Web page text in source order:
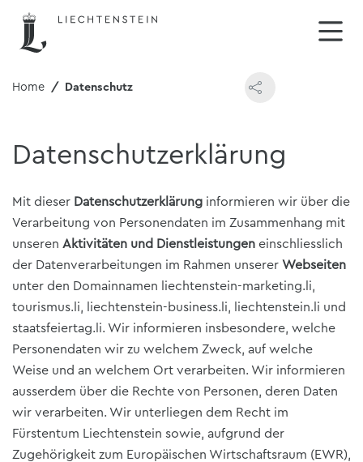
Home Datenschutz
Datenschutzerklärung
Mit dieser Datenschutzerklärung informieren wir über die
Verarbeitung von Personendaten im Zusammenhang mit
unseren Aktivitäten und Dienstleistungen einschliesslich
der Datenverarbeitungen im Rahmen unserer Webseiten
unter den Domainnamen liechtenstein-marketing.li,
tourismus.li, liechtenstein-business.li, liechtenstein.li und
staatsfeiertag.li. Wir informieren insbesondere, welche
Personendaten wir zu welchem Zweck, auf welche
Weise und an welchem Ort verarbeiten. Wir informieren
ausserdem über die Rechte von Personen, deren Daten
wir verarbeiten. Wir unterliegen dem Recht im
Fürstentum Liechtenstein sowie, aufgrund der
Zugehörigkeit zum Europäischen Wirtschaftsraum (EWR),